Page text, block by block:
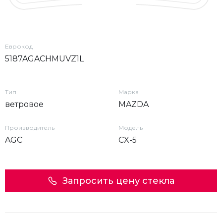
Еврокод
5187AGACHMUVZ1L
Тип
ветровое
Марка
MAZDA
Производитель
AGC
Модель
CX-5
Запросить цену стекла